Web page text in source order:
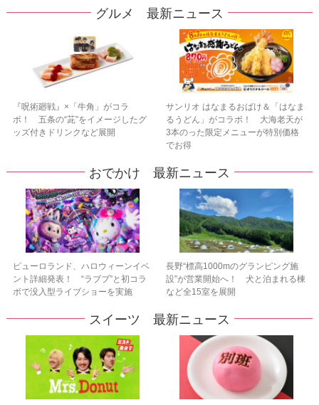
グルメ 最新ニュース
『呪術廻戦』×「牛角」がコラ
ボ！ 五条の“茈”をイメージしたグ
ッズ付きドリンクなど展開
サンリオ はなまるおばけ＆「はなま
るうどん」がコラボ！ 大海老天が
3本のった限定メニューが特別価格
でお得
おでかけ 最新ニュース
ピューロランド、ハロウィーンイベ
ント詳細発表！ “ラブブ”と初コラ
ボで没入型ライブショーを実施
長野“標高1000mのグランピング施
設”が営業開始へ！ 犬と泊まれる棟
など全15室を展開
スイーツ 最新ニュース